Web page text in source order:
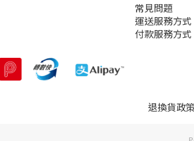
常見問題
運送服務方式
付款服務方式
退換貨政